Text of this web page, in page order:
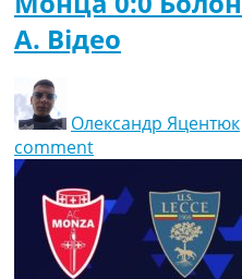
A. Відео
Олександр Яцентюк
comment